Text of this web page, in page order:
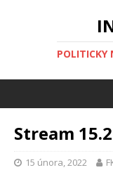
POLITICKY
Stream
15 února, 2022